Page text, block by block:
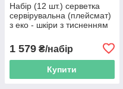
Набір (12 шт.) серветка
сервірувальна (плейсмат)
з еко - шкіри з тисненням
оливково - зелений
1 579 ₴/набір
Купити